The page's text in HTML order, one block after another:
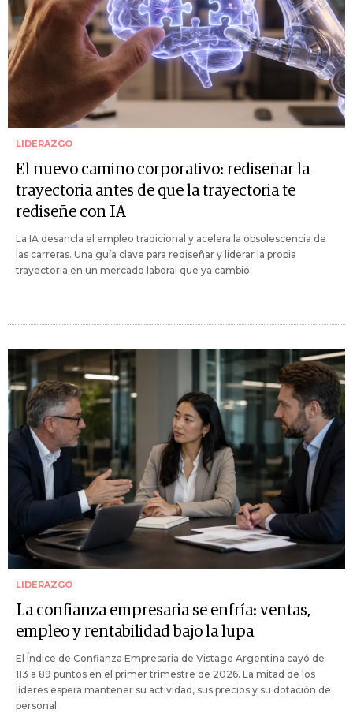
LIDERAZGO
El nuevo camino corporativo: rediseñar la
trayectoria antes de que la trayectoria te
rediseñe con IA
La IA desancla el empleo tradicional y acelera la obsolescencia de
las carreras. Una guía clave para rediseñar y liderar la propia
trayectoria en un mercado laboral que ya cambió.
LIDERAZGO
La confianza empresaria se enfría: ventas,
empleo y rentabilidad bajo la lupa
El Índice de Confianza Empresaria de Vistage Argentina cayó de
113 a 89 puntos en el primer trimestre de 2026. La mitad de los
líderes espera mantener su actividad, sus precios y su dotación de
personal.